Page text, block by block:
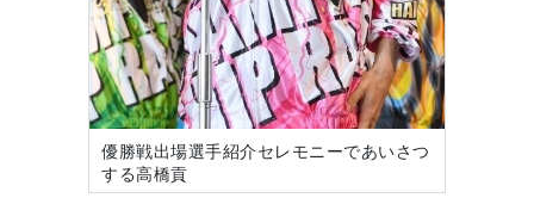
優勝戦出場選手紹介セレモニーであいさつ
する高橋貢